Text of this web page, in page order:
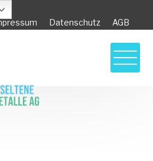
Datenschutz AGB
haben einstimmig den
Beteiligung am Projekt